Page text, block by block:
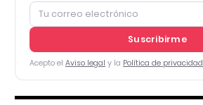
Suscribirme
Acepto el Aviso legal y la Política de privacidad